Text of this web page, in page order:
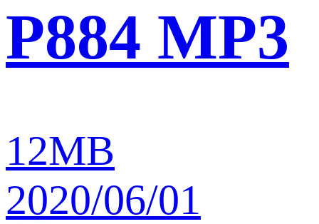
P884 MP3
12MB
2020/06/01